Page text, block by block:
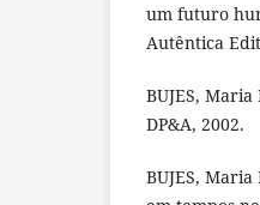
um futuro
Autêntica
BUJES,
DP&A, 2002.
BUJES,